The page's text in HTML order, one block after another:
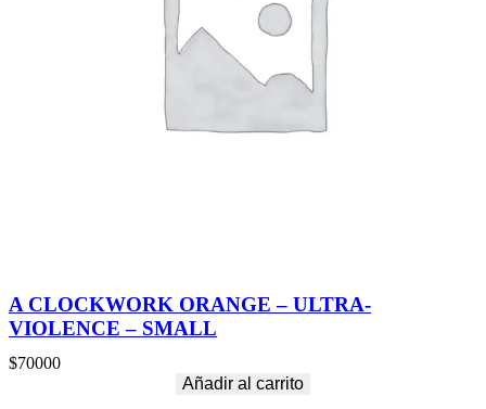
A CLOCKWORK ORANGE – ULTRA-
VIOLENCE – SMALL
$70000
Añadir al carrito